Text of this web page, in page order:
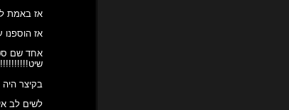
אז באמת
אז הוספנו
אחד שם
בקיצר
לשים לב